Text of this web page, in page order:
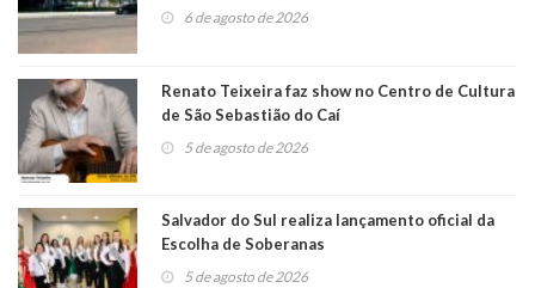
6 de agosto de 2026
Renato Teixeira faz show no Centro de Cultura
de São Sebastião do Caí
5 de agosto de 2026
Salvador do Sul realiza lançamento oficial da
Escolha de Soberanas
5 de agosto de 2026